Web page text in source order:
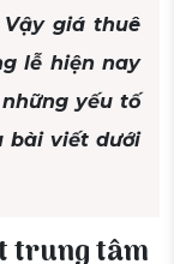
giá thuê
lễ hiện nay
yếu tố
bài viết dưới
trung tâm